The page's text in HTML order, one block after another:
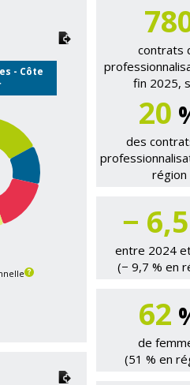
- Côte
contrats
fin 2025,
20
des
région
− 6,5
entre 2024
(− 9,7 % en
62
de
(51 % en